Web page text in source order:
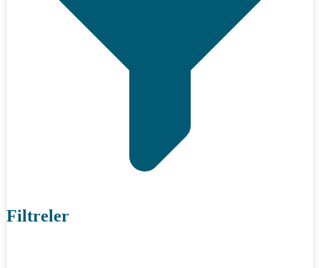
Filtreler